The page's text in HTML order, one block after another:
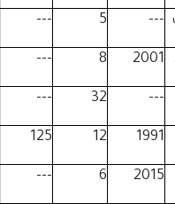
5
---
8
---
32
---
12
125
6
---